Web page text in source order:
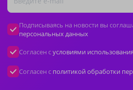
Подписываясь на новости вы
персональных данных
Согласен сусловиями
Согласен с политикой обработки